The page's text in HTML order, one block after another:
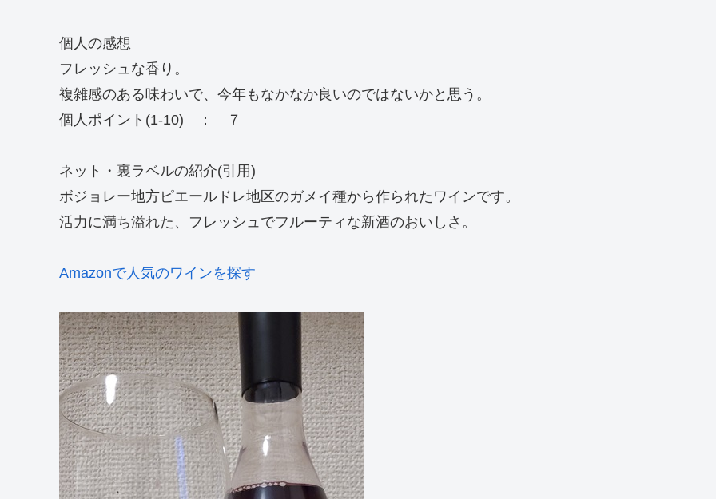
個人の感想
フレッシュな香り。
複雑感のある味わいで、今年もなかなか良いのではないかと思う。
個人ポイント(1-10) ： ７
ネット・裏ラベルの紹介(引用)
ボジョレー地方ピエールドレ地区のガメイ種から作られたワインです。
活力に満ち溢れた、フレッシュでフルーティな新酒のおいしさ。
Amazonで人気のワインを探す